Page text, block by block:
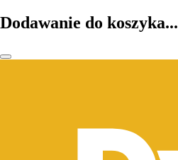
Dodawanie do koszyka...